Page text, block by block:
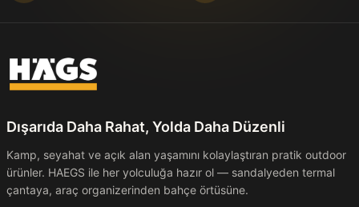
Dışarıda Daha Rahat, Yolda Daha Düzenli
Kamp, seyahat ve açık alan yaşamını kolaylaştıran pratik outdoor
ürünler. HAEGS ile her yolculuğa hazır ol — sandalyeden termal
çantaya, araç organizerinden bahçe örtüsüne.